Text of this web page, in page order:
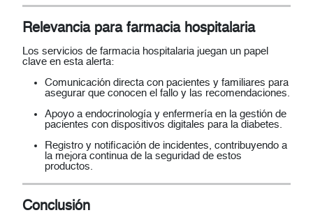
Relevancia para farmacia hospitalaria
Los servicios de farmacia hospitalaria juegan un papel
clave en esta alerta:
Comunicación directa con pacientes y familiares para
asegurar que conocen el fallo y las recomendaciones.
Apoyo a endocrinología y enfermería en la gestión de
pacientes con dispositivos digitales para la diabetes.
Registro y notificación de incidentes, contribuyendo a
la mejora continua de la seguridad de estos
productos.
Conclusión